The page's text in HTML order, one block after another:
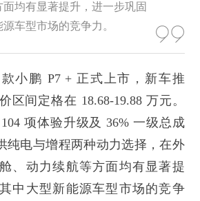
均有显著提升，进一步巩固
车型市场的竞争力。
款小鹏 P7 + 正式上市，新车推
区间定格在 18.68-19.88 万元。
项体验升级及 36% 一级总成
纯电与增程两种动力选择，在外
、动力续航等方面均有显著提
中大型新能源车型市场的竞争